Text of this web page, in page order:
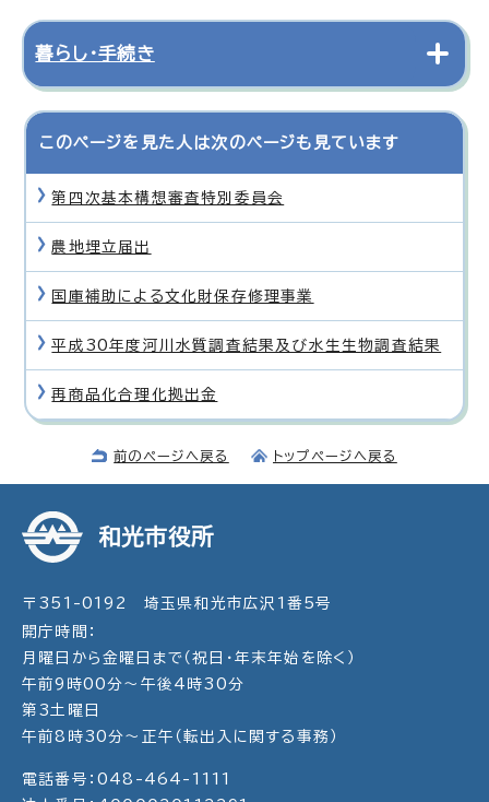
暮らし・手続き
このページを見た人は次のページも見ています
第四次基本構想審査特別委員会
農地埋立届出
国庫補助による文化財保存修理事業
平成30年度河川水質調査結果及び水生生物調査結果
再商品化合理化拠出金
前のページへ戻る トップページへ戻る
和光市役所
〒351-0192 埼玉県和光市広沢1番5号
開庁時間：
月曜日から金曜日まで（祝日・年末年始を除く）
午前9時00分～午後4時30分
第3土曜日
午前8時30分～正午（転出入に関する事務）
電話番号：048-464-1111